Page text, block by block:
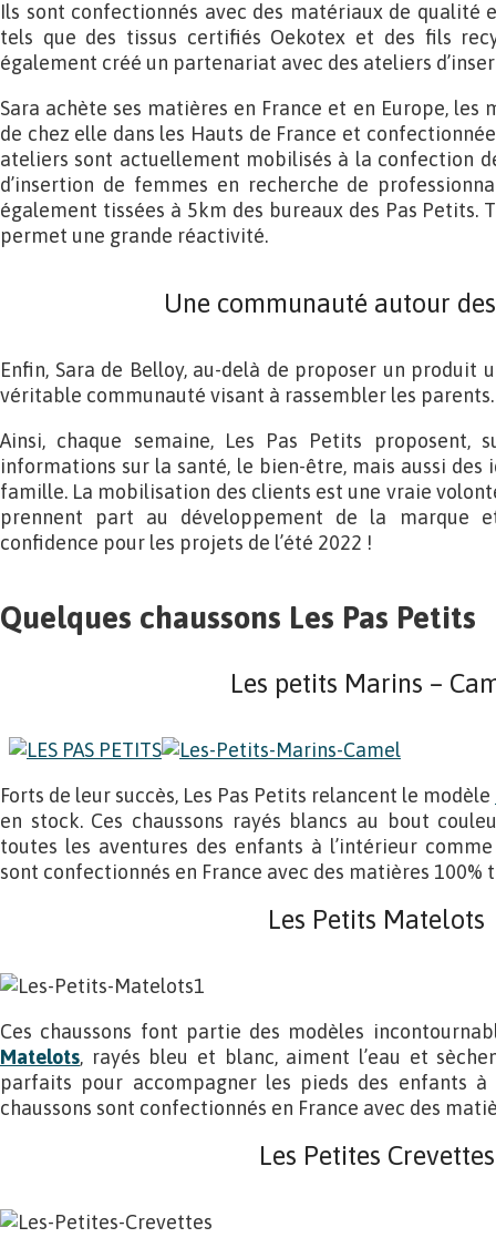
Ils sont confectionnés avec des matériaux de qualité
tels que des tissus certifiés Oekotex et des fils
également créé un partenariat avec des ateliers
Sara achète ses matières en France et en Europe, les
de chez elle dans les Hauts de France et
ateliers sont actuellement mobilisés à la confection
d’insertion de femmes en recherche de
également tissées à 5km des bureaux des Pas Petits.
permet une grande réactivité.
Une communauté autour
Enfin, Sara de Belloy, au-delà de proposer un
véritable communauté visant à rassembler les parents.
Ainsi, chaque semaine, Les Pas Petits proposent,
informations sur la santé, le bien-être, mais aussi des
famille. La mobilisation des clients est une vraie
prennent part au développement de la marque
confidence pour les projets de l’été 2022 !
Quelques chaussons Les Pas Petits
Les petits Marins –
Forts de leur succès, Les Pas Petits relancent le modèle
en stock. Ces chaussons rayés blancs au bout
toutes les aventures des enfants à l’intérieur comme
sont confectionnés en France avec des matières 100%
Les Petits Matelots
Ces chaussons font partie des modèles
Matelots, rayés bleu et blanc, aiment l’eau et
parfaits pour accompagner les pieds des enfants
chaussons sont confectionnés en France avec des
Les Petites Crevettes